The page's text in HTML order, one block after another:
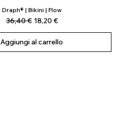
Vista rapida
Draph® | Bikini | Flow
Prezzo regolare
36,40 € Prezzo scontato
18,20 €
Aggiungi al carrello